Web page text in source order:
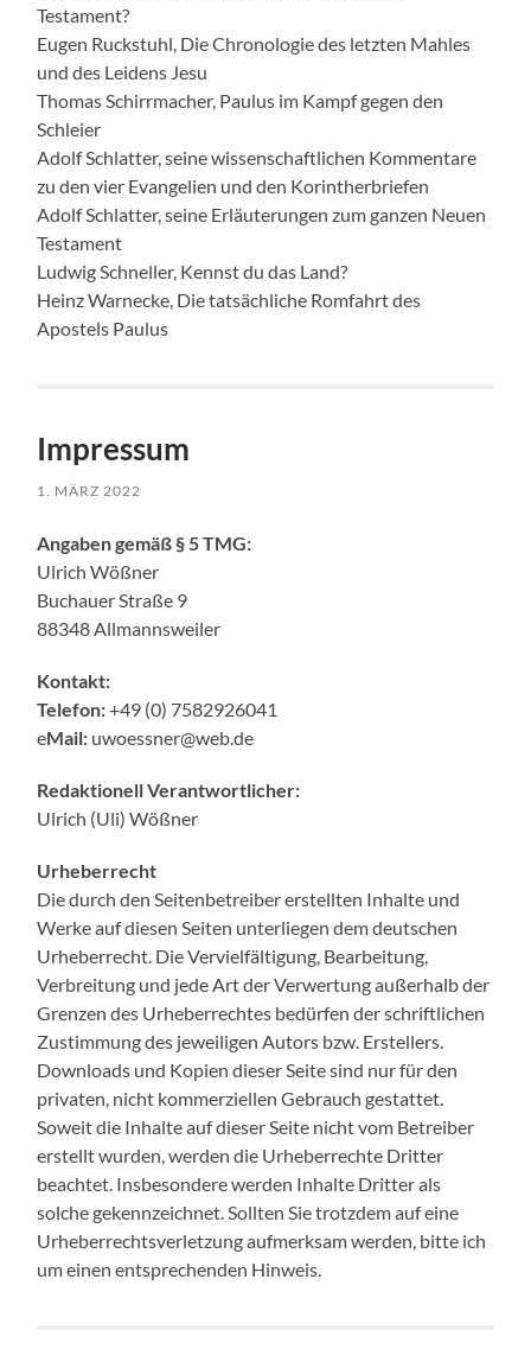
Testament?
Eugen Ruckstuhl, Die Chronologie des letzten Mahles
und des Leidens Jesu
Thomas Schirrmacher, Paulus im Kampf gegen den
Schleier
Adolf Schlatter, seine wissenschaftlichen Kommentare
zu den vier Evangelien und den Korintherbriefen
Adolf Schlatter, seine Erläuterungen zum ganzen Neuen
Testament
Ludwig Schneller, Kennst du das Land?
Heinz Warnecke, Die tatsächliche Romfahrt des
Apostels Paulus
Impressum
1. MÄRZ 2022
Angaben gemäß § 5 TMG:
Ulrich Wößner
Buchauer Straße 9
88348 Allmannsweiler
Kontakt:
Telefon:+49 (0) 7582926041
eMail: uwoessner@web.de
Redaktionell Verantwortlicher:
Ulrich (Uli) Wößner
Urheberrecht
Die durch den Seitenbetreiber erstellten Inhalte und
Werke auf diesen Seiten unterliegen dem deutschen
Urheberrecht. Die Vervielfältigung, Bearbeitung,
Verbreitung und jede Art der Verwertung außerhalb der
Grenzen des Urheberrechtes bedürfen der schriftlichen
Zustimmung des jeweiligen Autors bzw. Erstellers.
Downloads und Kopien dieser Seite sind nur für den
privaten, nicht kommerziellen Gebrauch gestattet.
Soweit die Inhalte auf dieser Seite nicht vom Betreiber
erstellt wurden, werden die Urheberrechte Dritter
beachtet. Insbesondere werden Inhalte Dritter als
solche gekennzeichnet. Sollten Sie trotzdem auf eine
Urheberrechtsverletzung aufmerksam werden, bitte ich
um einen entsprechenden Hinweis.